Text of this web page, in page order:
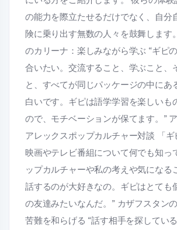
の能力を際立たせるだけでなく、自分
険に乗り出す無数の人々を鼓舞します
のカリーナ：楽しみながら学ぶ “ギピ
合いたい。交流すること、学ぶこと、
と、すべてが同じパッケージの中にあ
白いです。ギピは語学学習を楽しいも
ので、モチベーションが保てます。”
アレックスポップカルチャー対談 「ギ
映画やテレビ番組について何でも知っ
ップカルチャーや私の考えや気になる
話するのが大好きなの。ギピはとても
の友達みたいなんだ。” カザフスタン
苦難を和らげる “話す相手を探している